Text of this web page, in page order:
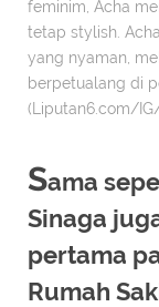
feminim, Acha
tetap stylish.
yang nyaman,
berpetualang di
(Liputan6.com/
Sama
Sinaga
pertama
Rumah